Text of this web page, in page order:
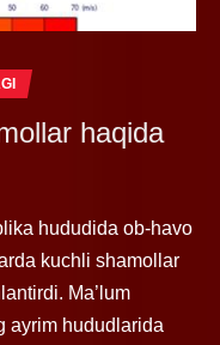
haqida
hududida ob-havo
kuchli shamollar
Ma’lum
ayrim hududlarida